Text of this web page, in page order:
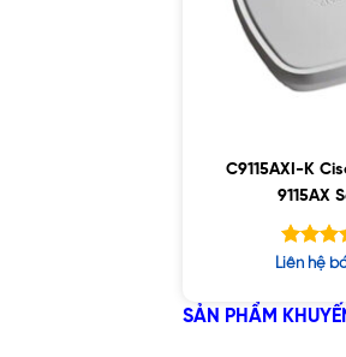
C9115AXI-K
9115AX
Được
5 sao
Liên hệ
SẢN PHẨM